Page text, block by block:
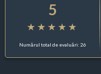
5
Numărul total de evaluări: 26